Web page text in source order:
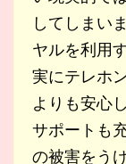
してしまい
ヤルを利用
実にテレホ
よりも安心
サポートも
の被害をう